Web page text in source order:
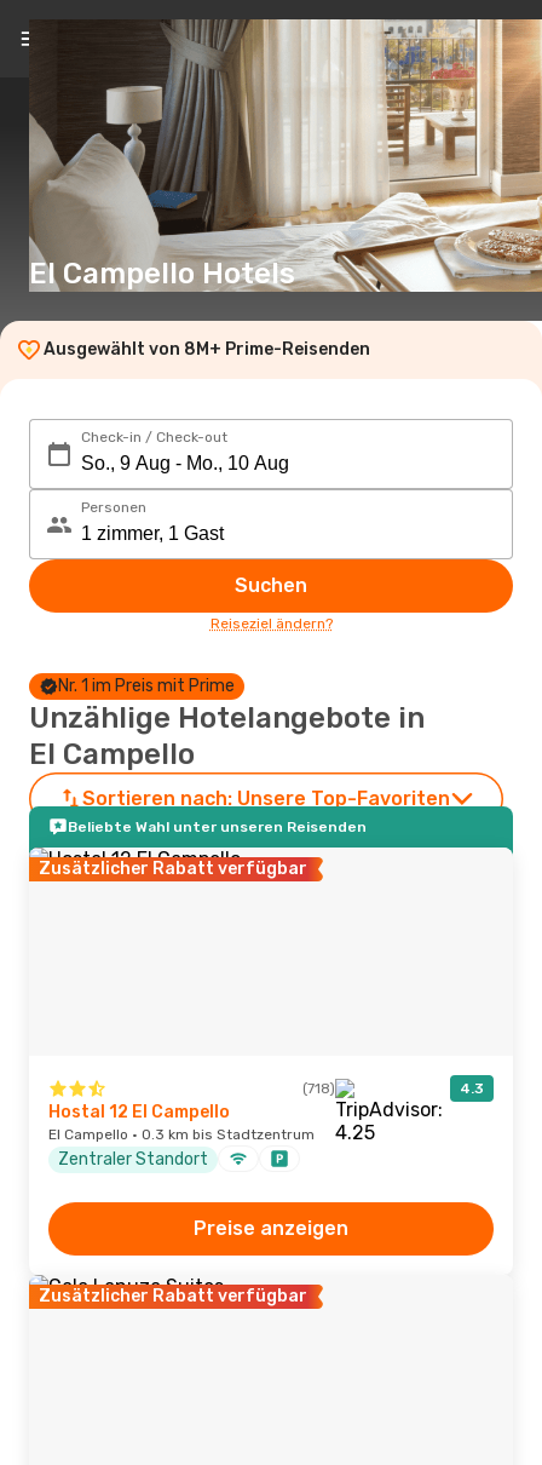
DE(CHF)
El Campello Hotels
Ausgewählt von 8M+ Prime-Reisenden
Check-in / Check-out
Personen
Suchen
Reiseziel ändern?
Nr. 1 im Preis mit Prime
Unzählige Hotelangebote in
El Campello
Sortieren nach: Unsere Top-Favoriten
Beliebte Wahl unter unseren Reisenden
Zusätzlicher Rabatt verfügbar
(718) 4.3
Hostal 12 El Campello
El Campello · 0.3 km bis Stadtzentrum
Zentraler Standort
Preise anzeigen
Zusätzlicher Rabatt verfügbar